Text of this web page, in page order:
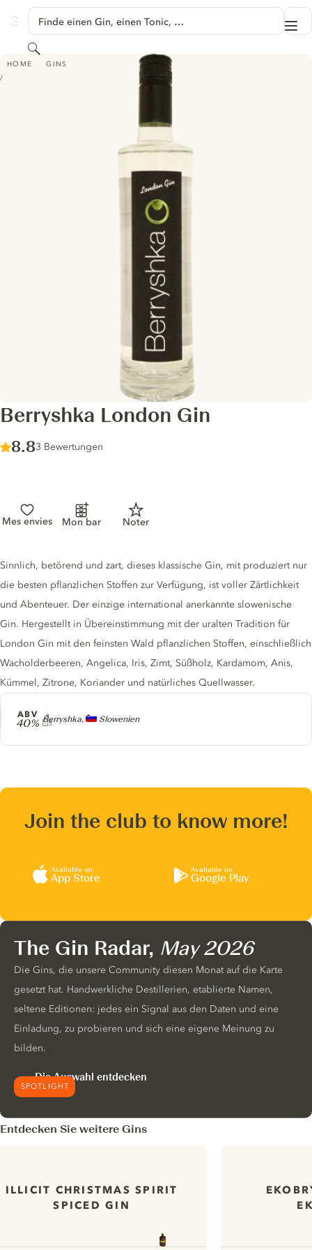
GINVENTORY
Finde einen Gin, einen Tonic, …
Suchen
HOME GINS
BERRYSHKA LONDON GIN
Berryshka London Gin
Score :
8.8/ 10
3 Bewertungen
Mes envies Mon bar Noter
Producer
Berryshka, Slowenien
ABV
40%
Gin description
Sinnlich, betörend und zart, dieses klassische Gin, mit produziert nur
die besten pflanzlichen Stoffen zur Verfügung, ist voller Zärtlichkeit
und Abenteuer. Der einzige international anerkannte slowenische
Gin. Hergestellt in Übereinstimmung mit der uralten Tradition für
London Gin mit den feinsten Wald pflanzlichen Stoffen, einschließlich
Wacholderbeeren, Angelica, Iris, Zimt, Süßholz, Kardamom, Anis,
Kümmel, Zitrone, Koriander und natürliches Quellwasser.
Join the club to know more!
Available on
App Store
Available on
Google Play
SPOTLIGHT
The Gin Radar, May 2026
Die Gins, die unsere Community diesen Monat auf die Karte
gesetzt hat. Handwerkliche Destillerien, etablierte Namen,
seltene Editionen: jedes ein Signal aus den Daten und eine
Einladung, zu probieren und sich eine eigene Meinung zu
bilden.
Die Auswahl entdecken
Entdecken Sie weitere Gins
ILLICIT CHRISTMAS SPIRIT
SPICED GIN